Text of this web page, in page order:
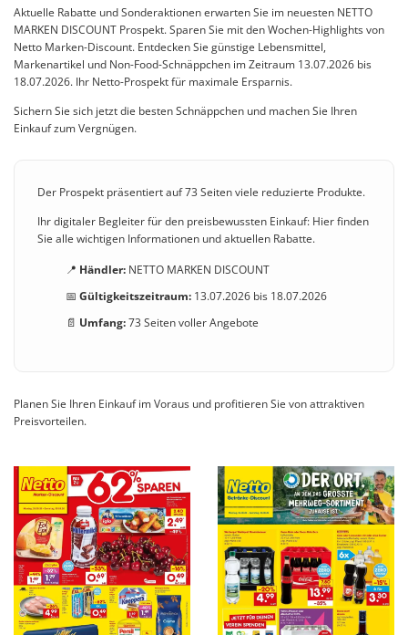
Aktuelle Rabatte und Sonderaktionen erwarten Sie im neuesten NETTO
MARKEN DISCOUNT Prospekt. Sparen Sie mit den Wochen-Highlights von
Netto Marken-Discount. Entdecken Sie günstige Lebensmittel,
Markenartikel und Non-Food-Schnäppchen im Zeitraum 13.07.2026 bis
18.07.2026. Ihr Netto-Prospekt für maximale Ersparnis.
Sichern Sie sich jetzt die besten Schnäppchen und machen Sie Ihren
Einkauf zum Vergnügen.
Der Prospekt präsentiert auf 73 Seiten viele reduzierte Produkte.
Ihr digitaler Begleiter für den preisbewussten Einkauf: Hier finden
Sie alle wichtigen Informationen und aktuellen Rabatte.
📍 Händler:NETTO MARKEN DISCOUNT
📅 Gültigkeitszeitraum:13.07.2026 bis 18.07.2026
📄 Umfang:73 Seiten voller Angebote
Planen Sie Ihren Einkauf im Voraus und profitieren Sie von attraktiven
Preisvorteilen.